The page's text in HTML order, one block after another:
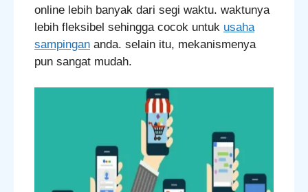
online lebih banyak dari segi waktu. waktunya
lebih fleksibel sehingga cocok untuk usaha
sampingan anda. selain itu, mekanismenya
pun sangat mudah.